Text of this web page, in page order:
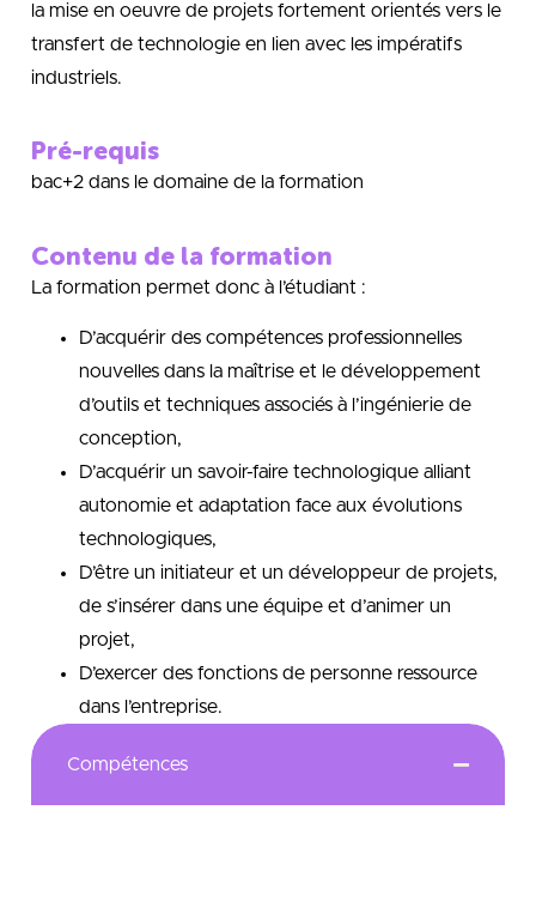
la mise en oeuvre de projets fortement orientés vers le
transfert de technologie en lien avec les impératifs
industriels.
Pré-requis
bac+2 dans le domaine de la formation
Contenu de la formation
La formation permet donc à l’étudiant :
D’acquérir des compétences professionnelles
nouvelles dans la maîtrise et le développement
d’outils et techniques associés à l’ingénierie de
conception,
D’acquérir un savoir-faire technologique alliant
autonomie et adaptation face aux évolutions
technologiques,
D’être un initiateur et un développeur de projets,
de s’insérer dans une équipe et d’animer un
projet,
D’exercer des fonctions de personne ressource
dans l’entreprise.
Compétences